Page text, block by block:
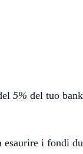
5% del tuo
i fondi